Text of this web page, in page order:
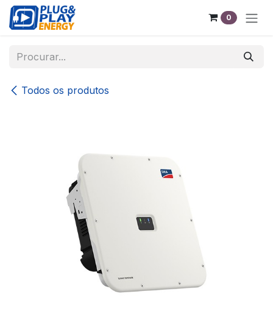
Pular para o conteúdo
0
Todos os produtos